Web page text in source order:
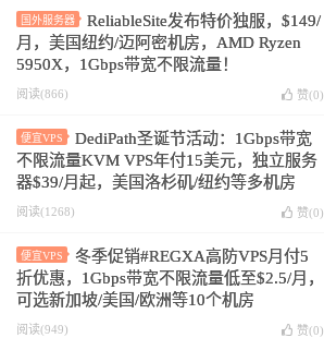
国外服务器
ReliableSite发布特价独服，$149/
月，美国纽约/迈阿密机房，AMD Ryzen
5950X，1Gbps带宽不限流量！
阅读(866) 赞(0)
便宜VPS
DediPath圣诞节活动：1Gbps带宽
不限流量KVM VPS年付15美元，独立服务
器$39/月起，美国洛杉矶/纽约等多机房
阅读(1268) 赞(0)
便宜VPS
冬季促销#REGXA高防VPS月付5
折优惠，1Gbps带宽不限流量低至$2.5/月，
可选新加坡/美国/欧洲等10个机房
阅读(949) 赞(0)